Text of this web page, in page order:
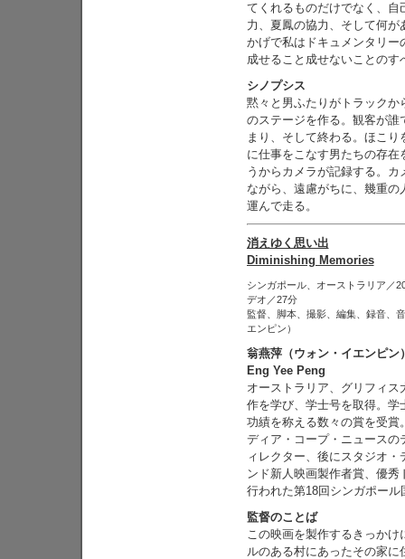
てくれるものだけでなく、
力、夏鳳の協力、そして何
かげで私はドキュメンタリ
成せること成せないことのす
シノプシス
黙々と男ふたりがトラック
のステージを作る。観客が
まり、そして終わる。ほこ
に仕事をこなす男たちの存
うからカメラが記録する。
ながら、遠慮がちに、幾重
運んで走る。
消えゆく思い出
Diminishing Memories
シンガポール、オーストラリア／
デオ／27分
監督、脚本、撮影、編集、録音、
エンピン）
翁燕萍（ウォン・イエンピン
Eng Yee Peng
オーストラリア、グリフィ
作を学び、学士号を取得。
功績を称える数々の賞を受賞
ディア・コープ・ニュース
ィレクター、後にスタジオ
ンド新人映画製作者賞、優
行われた第18回シンガポー
監督のことば
この映画を製作するきっか
ルのある村にあったその家